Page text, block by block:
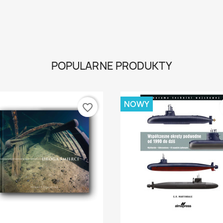
POPULARNE PRODUKTY
favorite_border NOWY